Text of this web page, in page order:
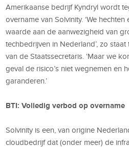
Amerikaanse bedrijf Kyndryl wordt
overname van Solvinity. ‘We
waarde aan de aanwezigheid van
techbedrijven in Nederland’, zo
van de Staatssecretaris. ‘Maar we
geval de risico’s niet wegnemen en
garanderen.’
BTI: Volledig verbod op overname
Solvinity is een, van origine
cloudbedrijf dat (onder meer) de